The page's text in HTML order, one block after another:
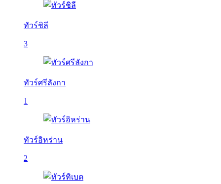
ทัวร์ชิลี
3
ทัวร์ศรีลังกา
1
ทัวร์อิหร่าน
2